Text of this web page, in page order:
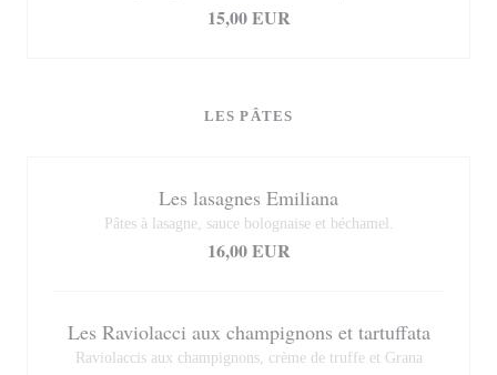
15,00 EUR
LES PÂTES
Les lasagnes Emiliana
Pâtes à lasagne, sauce bolognaise et béchamel.
16,00 EUR
Les Raviolacci aux champignons et tartuffata
Raviolaccis aux champignons, crème de truffe et Grana